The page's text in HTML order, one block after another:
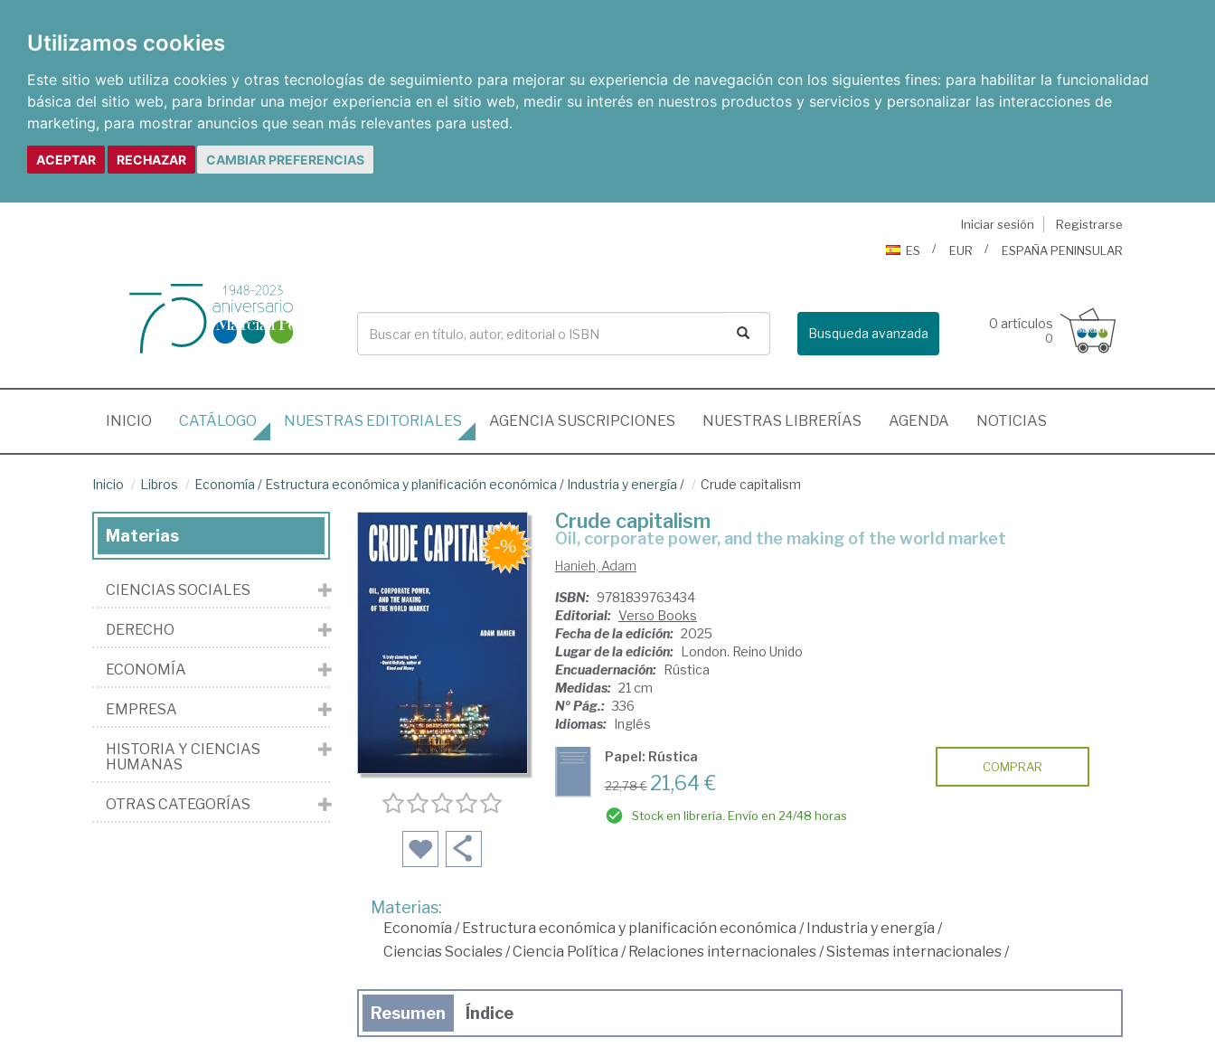
Utilizamos cookies
Este sitio web utiliza cookies y otras tecnologías de seguimiento para mejorar su experiencia de navegación con los siguientes fines: para habilitar la funcionalidad
básica del sitio web, para brindar una mejor experiencia en el sitio web, medir su interés en nuestros productos y servicios y personalizar las interacciones de
marketing, para mostrar anuncios que sean más relevantes para usted.
ACEPTAR RECHAZAR CAMBIAR PREFERENCIAS
Iniciar sesión
Registrarse
ES
EUR ESPAÑA PENINSULAR
Busqueda avanzada
0 artículos
0
INICIO (CURRENT)
CATÁLOGO NUESTRAS EDITORIALES AGENCIA SUSCRIPCIONES NUESTRAS LIBRERÍAS AGENDA NOTICIAS
Inicio Libros Economía / Estructura económica y planificación económica / Industria y energía / Crude capitalism
Crude capitalism
oil, corporate power, and the making of the world market
Hanieh, Adam
ISBN: 9781839763434
Editorial: Verso Books
Fecha de la edición: 2025
Lugar de la edición: London. Reino Unido
Encuadernación: Rústica
Medidas: 21 cm
Nº Pág.: 336
Idiomas: Inglés
Papel: Rústica
22,78 € 21,64 €
Stock en librería. Envío en 24/48 horas
COMPRAR
Materias:
Economía /Estructura económica y planificación económica /Industria y energía /
Ciencias Sociales/Ciencia Política /Relaciones internacionales/Sistemas internacionales/
Resumen Índice
Materias
CIENCIAS SOCIALES
DERECHO
ECONOMÍA
EMPRESA
HISTORIA Y CIENCIAS
HUMANAS
OTRAS CATEGORÍAS